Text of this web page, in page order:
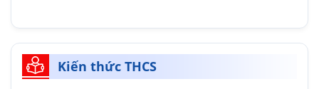
Kiến thức THCS